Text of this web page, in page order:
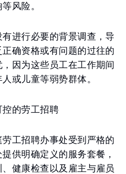
风险。
进行必要的背景调查，导
确资格或有问题的过往的
因为这些员工在工作期间
或儿童等弱势群体。
的劳工招聘
工招聘办事处受到严格的
供明确定义的服务套餐，
健康检查以及雇主与雇员